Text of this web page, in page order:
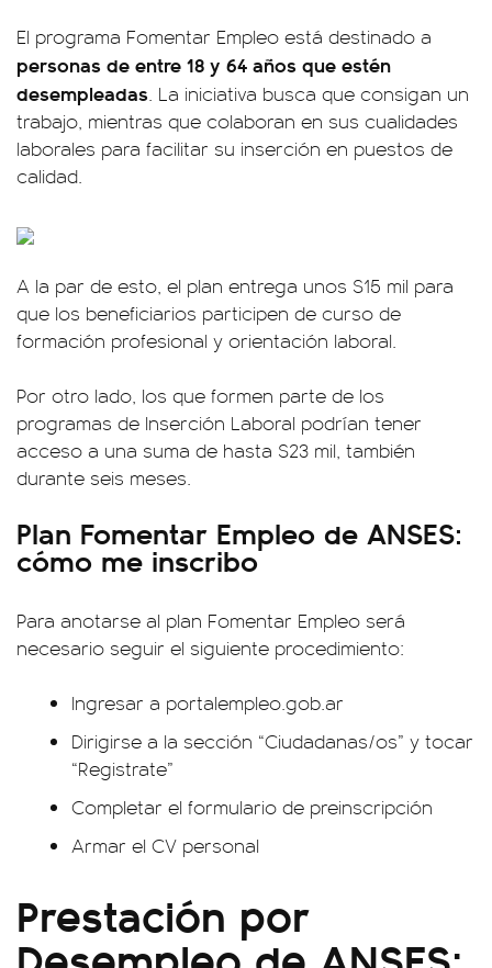
El programa Fomentar Empleo está destinado a
personas de entre 18 y 64 años que estén
desempleadas. La iniciativa busca que consigan un
trabajo, mientras que colaboran en sus cualidades
laborales para facilitar su inserción en puestos de
calidad.
A la par de esto, el plan entrega unos $15 mil para
que los beneficiarios participen de curso de
formación profesional y orientación laboral.
Por otro lado, los que formen parte de los
programas de Inserción Laboral podrían tener
acceso a una suma de hasta $23 mil, también
durante seis meses.
Plan Fomentar Empleo de ANSES:
cómo me inscribo
Para anotarse al plan Fomentar Empleo será
necesario seguir el siguiente procedimiento:
Ingresar a portalempleo.gob.ar
Dirigirse a la sección “Ciudadanas/os” y tocar
“Registrate”
Completar el formulario de preinscripción
Armar el CV personal
Prestación por